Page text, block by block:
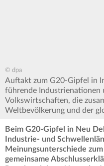
© dpa
Auftakt zum G20-Gipfel in
führende Industrienationen
Volkswirtschaften, die
Weltbevölkerung und der
Beim G20-Gipfel in Neu
Industrie- und
Meinungsunterschiede
gemeinsame